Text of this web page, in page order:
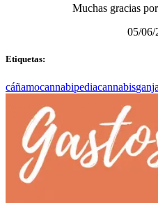
Muchas gracias
05/06/
Etiquetas:
cáñamocannabipediacannabisganja